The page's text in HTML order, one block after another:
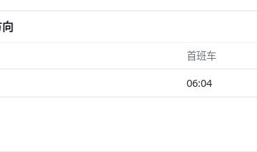
首班车
06:04